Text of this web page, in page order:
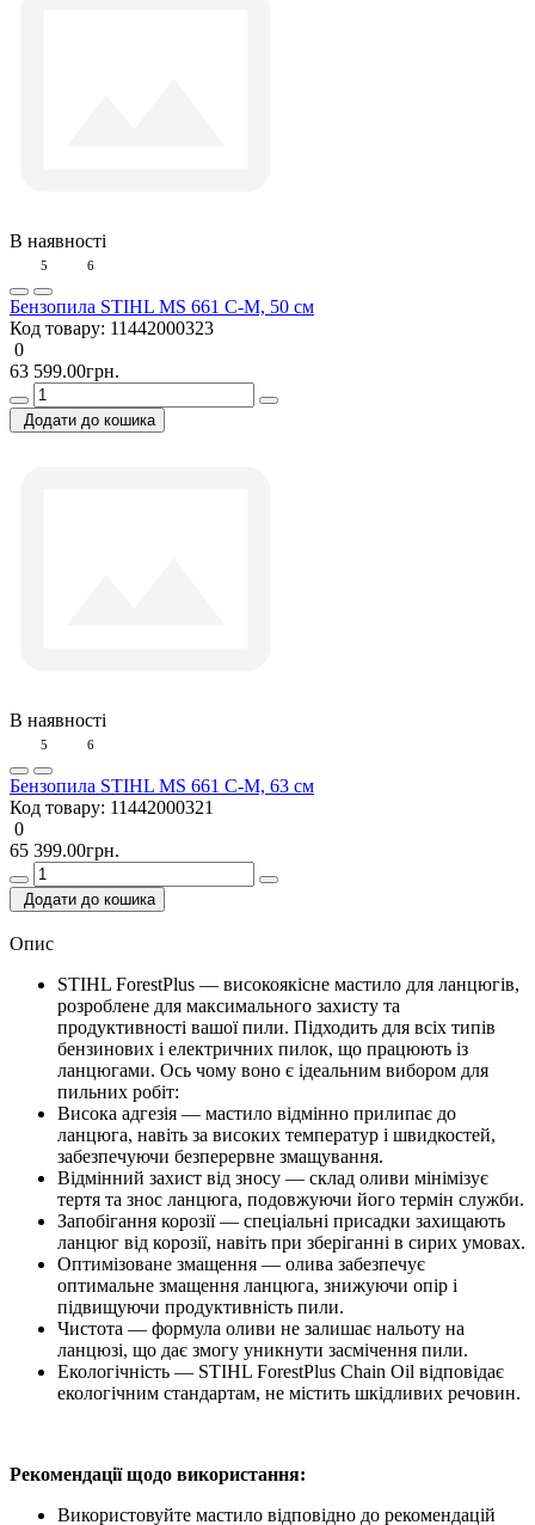
В наявності
5 6
Бензопила STIHL MS 661 C-M, 50 см
Код товару: 11442000323
0
63 599.00грн.
Додати до кошика
В наявності
5 6
Бензопила STIHL MS 661 C-M, 63 см
Код товару: 11442000321
0
65 399.00грн.
Додати до кошика
Опис
STIHL ForestPlus — високоякісне мастило для ланцюгів,
розроблене для максимального захисту та
продуктивності вашої пили. Підходить для всіх типів
бензинових і електричних пилок, що працюють із
ланцюгами. Ось чому воно є ідеальним вибором для
пильних робіт:
Висока адгезія — мастило відмінно прилипає до
ланцюга, навіть за високих температур і швидкостей,
забезпечуючи безперервне змащування.
Відмінний захист від зносу — склад оливи мінімізує
тертя та знос ланцюга, подовжуючи його термін служби.
Запобігання корозії — спеціальні присадки захищають
ланцюг від корозії, навіть при зберіганні в сирих умовах.
Оптимізоване змащення — олива забезпечує
оптимальне змащення ланцюга, знижуючи опір і
підвищуючи продуктивність пили.
Чистота — формула оливи не залишає нальоту на
ланцюзі, що дає змогу уникнути засмічення пили.
Екологічність — STIHL ForestPlus Chain Oil відповідає
екологічним стандартам, не містить шкідливих речовин.
Рекомендації щодо використання:
Використовуйте мастило відповідно до рекомендацій